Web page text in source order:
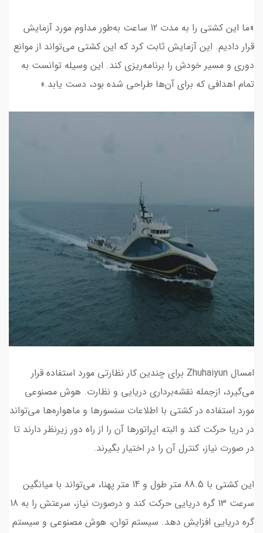
«ما این کشتی را به مدت 12 ساعت به‌طور مداوم مورد آزمایش
قرار دادیم. این آزمایش ثابت کرد که این کشتی می‌تواند از موانع
دوری و مسیر خودش را برنامه‌ریزی کند. این وسیله توانست به
تمام اهدافی که برای آن‌ها طراحی شده بود، دست یابد.»
امسال Zhuhaiyun برای چندین کار نظارتی مورد استفاده قرار
می‌گیرد، ازجمله نقشه‌برداری دریایی و نظارت. هوش مصنوعی
مورد استفاده در کشتی با اطلاعات سنسورها و ماهواره‌ها می‌تواند
در دریا حرکت کند و البته اپراتورها آن را از راه دور زیرنظر دارند تا
در صورت نیاز، کنترل آن را در اختیار بگیرند.
این کشتی با 88.5 متر طول و 14 متر پهنا، می‌تواند با میانگین
سرعت 13 گره دریایی حرکت کند و درصورت نیاز، سرعتش را به 18
گره دریایی افزایش دهد. سیستم توان، هوش مصنوعی و سیستم